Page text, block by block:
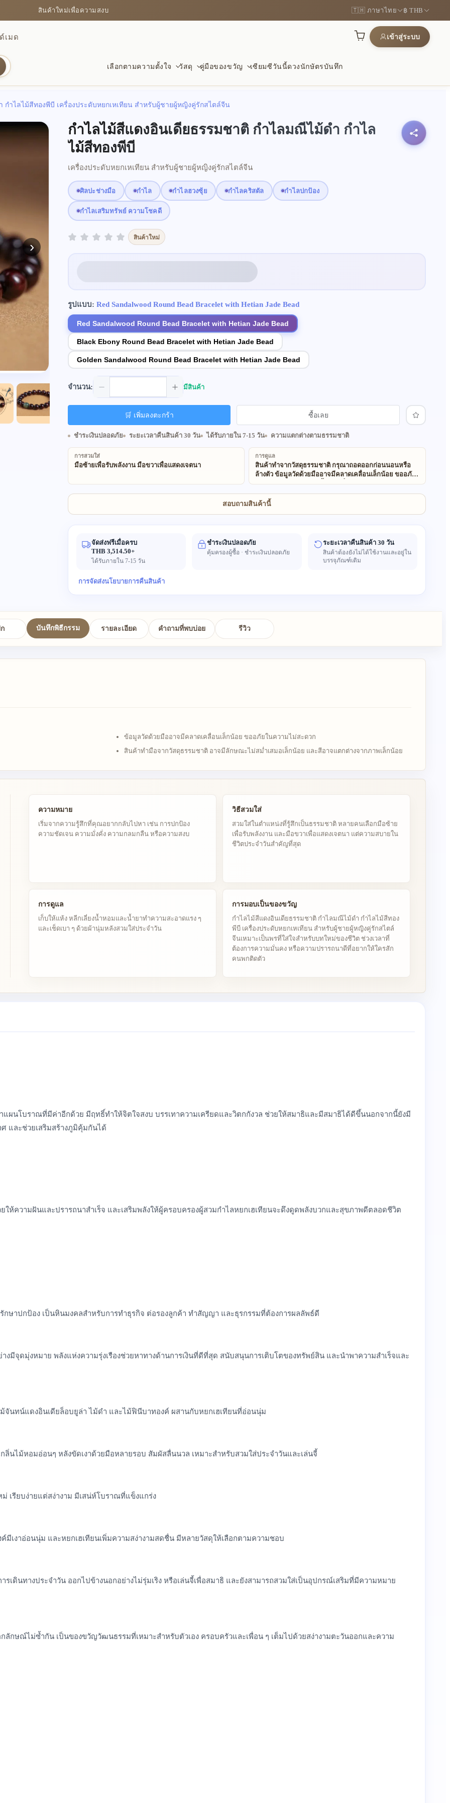
สินค้าใหม่เพื่อความสงบ 🇹🇭 ภาษาไทย ฿ THB
เมด เข้าสู่ระบบ
เลือกตามความตั้งใจ
ออบซิเดียน ปี่เซียะ และชิ้นที่ช่วยให้มั่นคง สัญลักษณ์แห่งความรุ่งเรืองและโอกาส
สงบและชัดเจน
วัสดุที่ช่วยให้โฟกัสและนิ่งขึ้น
รักและกลมกลืน
หินโทนอ่อนและของขวัญที่มีความหมาย
วัสดุ
สี ความใส และลวดลายธรรมชาติ อบอุ่น จับถนัด และเหมาะกับการสัมผัสซ้ำ
ด้ายแดง
สัญลักษณ์เรียบง่ายของพรและความผูกพัน
สัญลักษณ์ฮวงจุ้ย
รูปแบบดั้งเดิมในสไตล์ร่วมสมัย
คู่มือของขวัญ
เรียนจบ ย้ายบ้าน งานใหม่ และก้าวใหม่
คำอวยพรเงียบ ๆ เพื่อความปลอดภัยและ
สำหรับความรุ่งเรือง
พรสำหรับงาน เงิน และแรงส่งไปข้างหน้า
ของขวัญความหมายดี
ดูชิ้นที่เหมาะสำหรับมอบเป็นของขวัญ
เซียมซีวันนี้ดวงนักษัตรบันทึก
ำไลไม้สีทองพีบี เครื่องประดับหยกเหเทียน สำหรับผู้ชายผู้หญิงคู่รักสไตล์จีน
›
กำไลไม้สีแดงอินเดียธรรมชาติ กำไลมณีไม้ดำ กำไล
ไม้สีทองพีบี
เครื่องประดับหยกเหเทียน สำหรับผู้ชายผู้หญิงคู่รักสไตล์จีน
ศิลปะช่างมือ กำไล กำไลฮวงซุ้ย กำไลคริสตัล กำไลปกป้อง
กำไลเสริมทรัพย์ ความโชคดี
สินค้าใหม่
รูปแบบ:Red Sandalwood Round Bead Bracelet with Hetian Jade Bead
Red Sandalwood Round Bead Bracelet with Hetian Jade Bead
Black Ebony Round Bead Bracelet with Hetian Jade Bead
Golden Sandalwood Round Bead Bracelet with Hetian Jade Bead
จำนวน: มีสินค้า
🛒 เพิ่มลงตะกร้า ซื้อเลย
ชำระเงินปลอดภัย ระยะเวลาคืนสินค้า 30 วัน ได้รับภายใน 7-15 วัน ความแตกต่างตามธรรมชาติ
การสวมใส่
มือซ้ายเพื่อรับพลังงาน มือขวาเพื่อแสดงเจตนา
การดูแล
สินค้าทำจากวัสดุธรรมชาติ กรุณาถอดออกก่อนนอนหรือ
ล้างตัว ข้อมูลวัดด้วยมืออาจมีคลาดเคลื่อนเล็กน้อย ขออภัย
ในความไม่สะดวก วัสดุทั้งหมดเป็นธรรมชาติและไม่ทำ
อันตรายต่อสิ่งแวดล้อม สินค้าทำมือจากวัสดุธรรมชาติ อาจ
มีลักษณะไม่สม่ำเสมอเล็กน้อย และสีอาจแตกต่างจากภาพ
สอบถามสินค้านี้
จัดส่งฟรีเมื่อครบ
THB 3,514.50+
ได้รับภายใน 7-15 วัน
ชำระเงินปลอดภัย
คุ้มครองผู้ซื้อ · ชำระเงินปลอดภัย
ระยะเวลาคืนสินค้า 30 วัน
สินค้าต้องยังไม่ได้ใช้งานและอยู่ใน
บรรจุภัณฑ์เดิม
การจัดส่งนโยบายการคืนสินค้า
บันทึกพิธีกรรม รายละเอียด คำถามที่พบบ่อย รีวิว
ข้อมูลวัดด้วยมืออาจมีคลาดเคลื่อนเล็กน้อย ขออภัยในความไม่สะดวก
สินค้าทำมือจากวัสดุธรรมชาติ อาจมีลักษณะไม่สม่ำเสมอเล็กน้อย และสีอาจแตกต่างจากภาพเล็กน้อย
ความหมาย
เริ่มจากความรู้สึกที่คุณอยากกลับไปหา เช่น การปกป้อง
ความชัดเจน ความมั่งคั่ง ความกลมกลืน หรือความสงบ
วิธีสวมใส่
สวมใส่ในตำแหน่งที่รู้สึกเป็นธรรมชาติ หลายคนเลือกมือซ้าย
เพื่อรับพลังงาน และมือขวาเพื่อแสดงเจตนา แต่ความสบายใน
ชีวิตประจำวันสำคัญที่สุด
การดูแล
เก็บให้แห้ง หลีกเลี่ยงน้ำหอมและน้ำยาทำความสะอาดแรง ๆ
และเช็ดเบา ๆ ด้วยผ้านุ่มหลังสวมใส่ประจำวัน
การมอบเป็นของขวัญ
กำไลไม้สีแดงอินเดียธรรมชาติ กำไลมณีไม้ดำ กำไลไม้สีทอง
พีบี เครื่องประดับหยกเหเทียน สำหรับผู้ชายผู้หญิงคู่รักสไตล์
จีนเหมาะเป็นพรที่ใส่ใจสำหรับบทใหม่ของชีวิต ช่วงเวลาที่
ต้องการความมั่นคง หรือความปรารถนาดีที่อยากให้ใครสัก
คนพกติดตัว
ผนโบราณที่มีค่าอีกด้วย มีฤทธิ์ทำให้จิตใจสงบ บรรเทาความเครียดและวิตกกังวล ช่วยให้สมาธิและมีสมาธิได้ดีขึ้นนอกจากนี้ยังมี
และช่วยเสริมสร้างภูมิคุ้มกันได้
ความฝันและปรารถนาสำเร็จ และเสริมพลังให้ผู้ครอบครองผู้สวมกำไลหยกเฮเทียนจะดึงดูดพลังบวกและสุขภาพดีตลอดชีวิต
ษาปกป้อง เป็นหินมงคลสำหรับการทำธุรกิจ ต่อรองลูกค้า ทำสัญญา และธุรกรรมที่ต้องการผลลัพธ์ดี
งมีจุดมุ่งหมาย พลังแห่งความรุ่งเรืองช่วยหาทางด้านการเงินที่ดีที่สุด สนับสนุนการเติบโตของทรัพย์สิน และนำพาความสำเร็จและ
นทน์แดงอินเดียล็อบยูล่า ไม้ดำ และไม้ฟินีบาทองค์ ผสานกับหยกเฮเทียนที่อ่อนนุ่ม
นไม้หอมอ่อนๆ หลังขัดเงาด้วยมือหลายรอบ สัมผัสลื่นนวล เหมาะสำหรับสวมใส่ประจำวันและเล่นจี้
เรียบง่ายแต่สง่างาม มีเสน่ห์โบราณที่แข็งแกร่ง
เงาอ่อนนุ่ม และหยกเฮเทียนเพิ่มความสง่างามสดชื่น มีหลายวัสดุให้เลือกตามความชอบ
ดินทางประจำวัน ออกไปข้างนอกอย่างไม่รุ่มเริง หรือเล่นจี้เพื่อสมาธิ และยังสามารถสวมใส่เป็นอุปกรณ์เสริมที่มีความหมาย
ลักษณ์ไม่ซ้ำกัน เป็นของขวัญวัฒนธรรมที่เหมาะสำหรับตัวเอง ครอบครัวและเพื่อน ๆ เต็มไปด้วยสง่างามตะวันออกและความ